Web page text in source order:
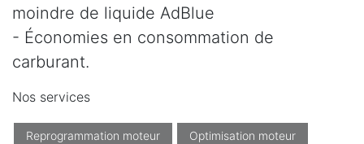
moindre de liquide AdBlue
- Économies en consommation de
carburant.
Nos services
Reprogrammation moteur Optimisation moteur